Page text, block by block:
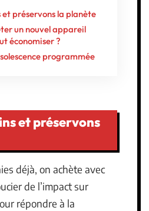
et préservons la planète
un nouvel appareil
économiser ?
programmée
et préservons
déjà, on achète avec
de l’impact sur
répondre à la